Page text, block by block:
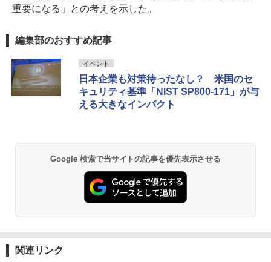
重要になる」との考えを示した。
編集部のおすすめ記事
イベント
日本企業も対策待ったなし？ 米国のセ
キュリティ基準「NIST SP800-171」が与
える大きなインパクト
Google 検索で当サイトの記事を優先表示させる
関連リンク